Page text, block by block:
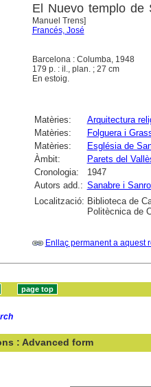
El Nuevo templo de
Manuel Trens]
Francés, José
Barcelona : Columba, 1948
179 p. : il., plan. ; 27 cm
En estoig.
Matèries: Arquitectura
Matèries:
Folguera i
Matèries:
Església de
Àmbit:
Parets del
Cronologia:
1947
Autors add.: Sanabre i
Localització: Biblioteca de
Politècnica de
Enllaç permanent a aquest
: Advanced form